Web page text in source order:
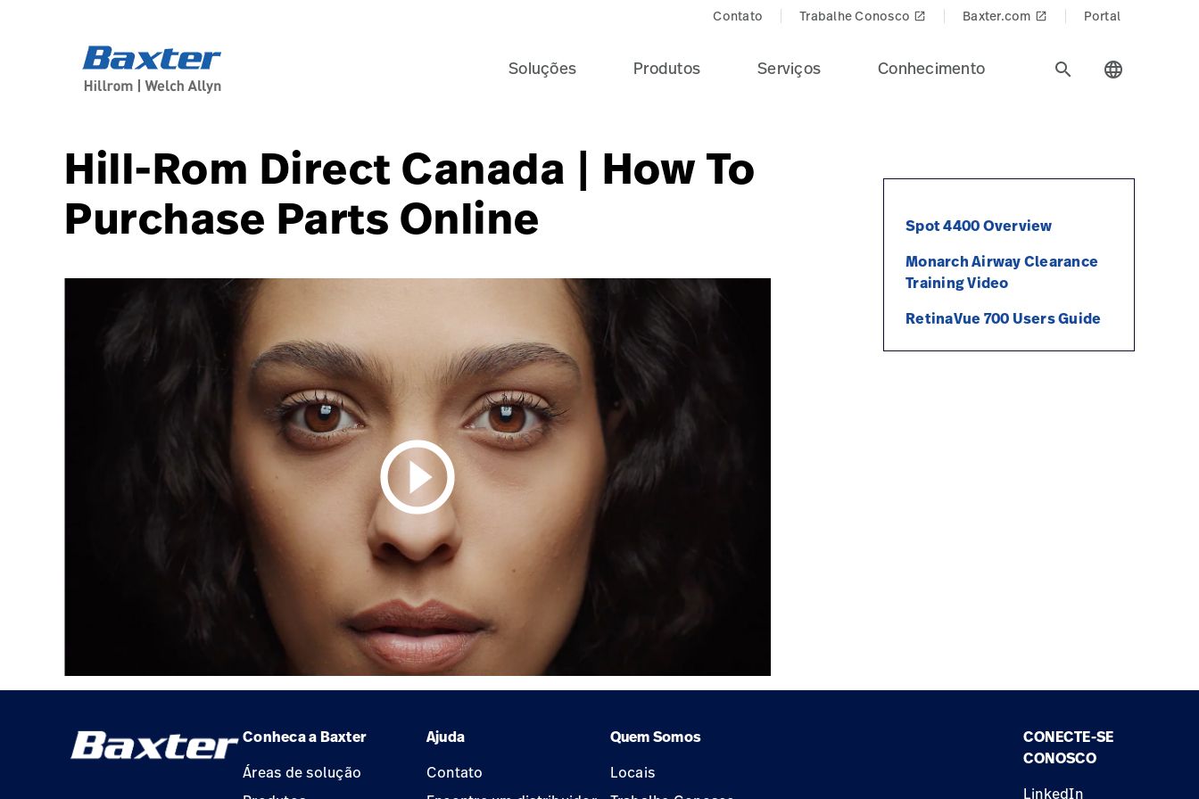
Contato Trabalhe Conosco launch Baxter.com launch Portal
Soluções Produtos Serviços Conhecimento search language
Hill-Rom Direct Canada | How To
Purchase Parts Online
play_circle_outline
Spot 4400 Overview
Monarch Airway Clearance
Training Video
RetinaVue 700 Users Guide
Conheca a Baxter Ajuda
Quem Somos
Áreas de solução
Contato
Locais
CONECTE-SE
CONOSCO
LinkedIn